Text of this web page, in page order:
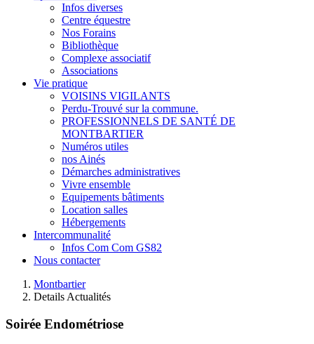
Infos diverses
Centre équestre
Nos Forains
Bibliothèque
Complexe associatif
Associations
Vie pratique
VOISINS VIGILANTS
Perdu-Trouvé sur la commune.
PROFESSIONNELS DE SANTÉ DE
MONTBARTIER
Numéros utiles
nos Ainés
Démarches administratives
Vivre ensemble
Equipements bâtiments
Location salles
Hébergements
Intercommunalité
Infos Com Com GS82
Nous contacter
Montbartier
Details Actualités
Soirée Endométriose